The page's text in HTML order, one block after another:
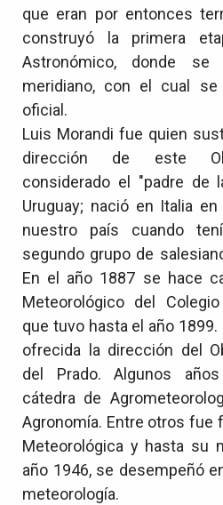
que eran por entonces
construyó la primera
Astronómico, donde se
meridiano, con el cual se
oficial.
Luis Morandi fue quien
dirección de este
considerado el "padre de
Uruguay; nació en Italia
nuestro país cuando
segundo grupo de
En el año 1887 se hace
Meteorológico del
que tuvo hasta el año
ofrecida la dirección del
del Prado. Algunos
cátedra de
Agronomía. Entre otros fue
Meteorológica y hasta su
año 1946, se desempeñó
meteorología.